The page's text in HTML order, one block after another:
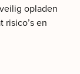
opladen
en